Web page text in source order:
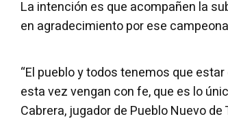
La intención es que acompañen la
en agradecimiento por ese
“El pueblo y todos tenemos que
esta vez vengan con fe, que es lo
Cabrera, jugador de Pueblo Nuevo